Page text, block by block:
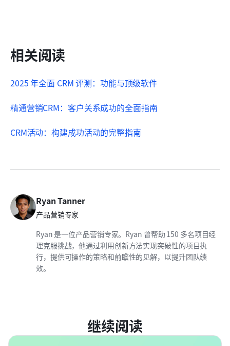
相关阅读
2025 年全面 CRM 评测：功能与顶级软件
精通营销CRM：客户关系成功的全面指南
CRM活动：构建成功活动的完整指南
Ryan Tanner
产品营销专家
Ryan 是一位产品营销专家。Ryan 曾帮助 150 多名项目经
理克服挑战，他通过利用创新方法实现突破性的项目执
行，提供可操作的策略和前瞻性的见解，以提升团队绩
效。
继续阅读